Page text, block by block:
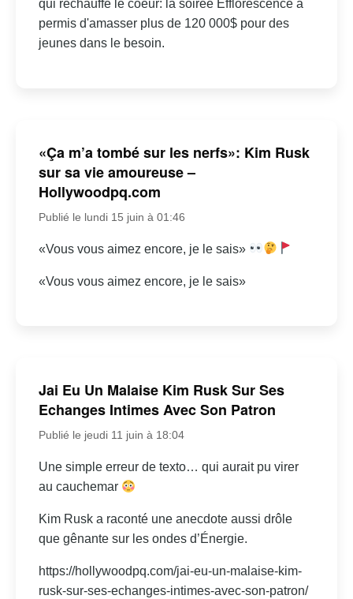
qui réchauffe le coeur: la soirée Efflorescence a
permis d'amasser plus de 120 000$ pour des
jeunes dans le besoin.
«Ça m’a tombé sur les nerfs»: Kim Rusk
sur sa vie amoureuse –
Hollywoodpq.com
Publié le lundi 15 juin à 01:46
«Vous vous aimez encore, je le sais»
«Vous vous aimez encore, je le sais»
Jai Eu Un Malaise Kim Rusk Sur Ses
Echanges Intimes Avec Son Patron
Publié le jeudi 11 juin à 18:04
Une simple erreur de texto… qui aurait pu virer
au cauchemar
Kim Rusk a raconté une anecdote aussi drôle
que gênante sur les ondes d’Énergie.
https://hollywoodpq.com/jai-eu-un-malaise-kim-
rusk-sur-ses-echanges-intimes-avec-son-patron/